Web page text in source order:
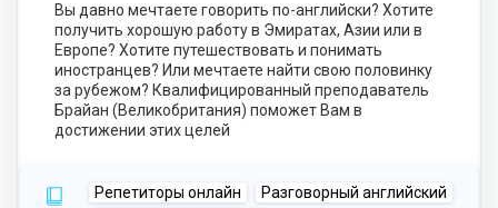
Вы давно мечтаете говорить по-английски? Хотите
получить хорошую работу в Эмиратах, Азии или в
Европе? Хотите путешествовать и понимать
иностранцев? Или мечтаете найти свою половинку
за рубежом? Квалифицированный преподаватель
Брайан (Великобритания) поможет Вам в
достижении этих целей
Репетиторы онлайн
Разговорный английский